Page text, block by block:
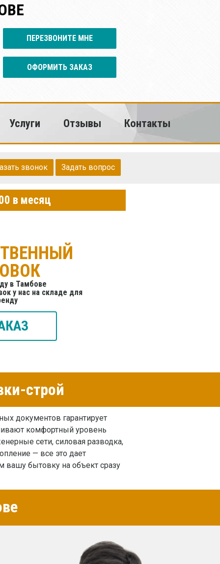
ПЕРЕЗВОНИТЕ МНЕ
ОФОРМИТЬ ЗАКАЗ
Услуги Отзывы Контакты
звонок Задать вопрос
в месяц
в Тамбове
у нас на складе для
строй
документов гарантирует
комфортный уровень
сети, силовая разводка,
— все это дает
вашу бытовку на объект сразу